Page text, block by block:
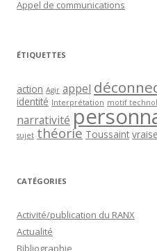
Appel de communications
ÉTIQUETTES
action Agir appel
identité Interprétation motif
narrativité
sujet théorie Toussaint
CATÉGORIES
Activité/publication du RANX
Actualité
Bibliographie